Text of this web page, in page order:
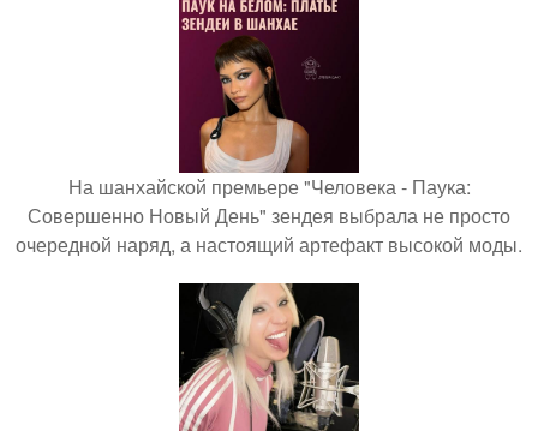
На шанхайской премьере "Человека - Паука:
Совершенно Новый День" зендея выбрала не просто
очередной наряд, а настоящий артефакт высокой моды.